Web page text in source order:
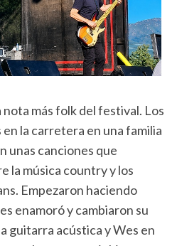
más folk del festival. Los
la carretera en una familia
unas canciones que
la música country y los
Empezaron haciendo
enamoró y cambiaron su
guitarra acústica y Wes en